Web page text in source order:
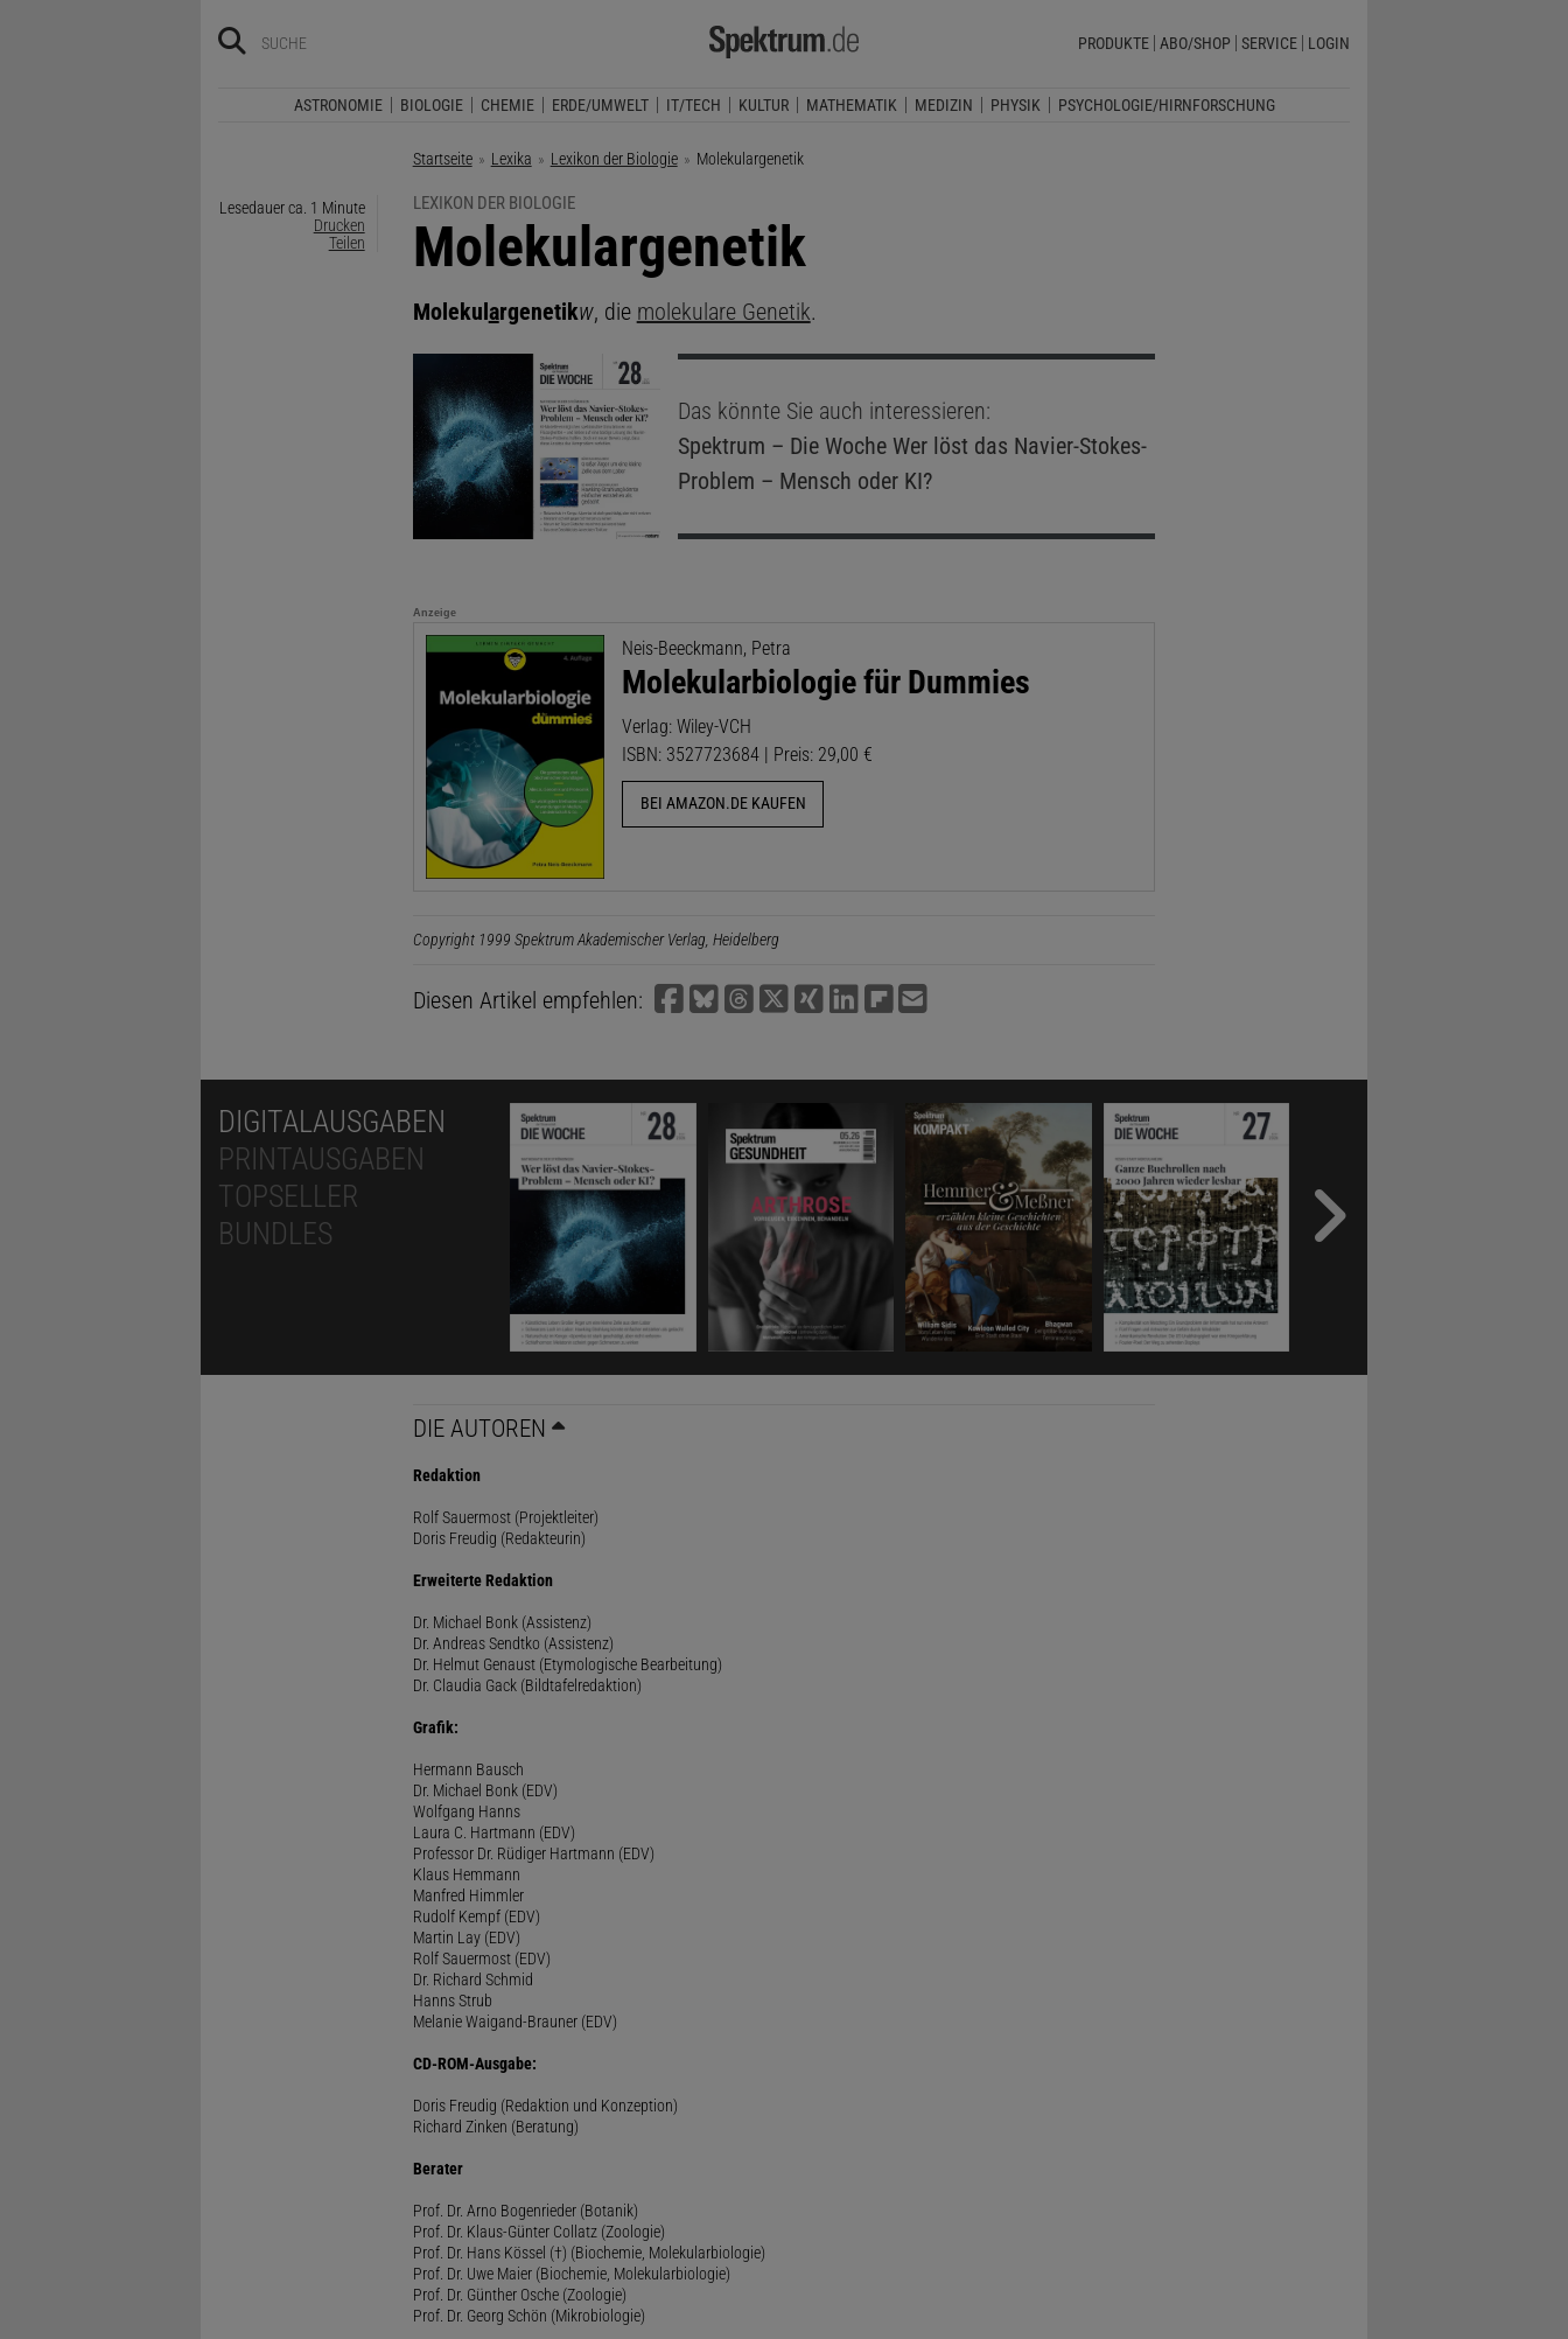
PRODUKTE ABO/SHOP SERVICE LOGIN
ASTRONOMIE BIOLOGIE CHEMIE ERDE/UMWELT IT/TECH KULTUR MATHEMATIK MEDIZIN PHYSIK PSYCHOLOGIE/HIRNFORSCHUNG
Startseite Lexika Lexikon der Biologie Aktuelle Seite:
Molekulargenetik
Lesedauer ca. 1 Minute
Drucken
Teilen
LEXIKON DER BIOLOGIE
:
Molekulargenetik
Molekulargenetikw, die molekulare Genetik.
Das könnte Sie auch interessieren:
Spektrum – Die WocheWer löst das Navier-Stokes-
Problem – Mensch oder KI?
Anzeige
Neis-Beeckmann, Petra
Molekularbiologie für Dummies
Verlag: Wiley-VCH
ISBN: 3527723684 | Preis: 29,00 €
BEI AMAZON.DE KAUFEN
Copyright 1999 Spektrum Akademischer Verlag, Heidelberg
Diesen Artikel empfehlen:
DIGITALAUSGABEN
PRINTAUSGABEN
TOPSELLER
BUNDLES
DIE AUTOREN
Redaktion
Rolf Sauermost (Projektleiter)
Doris Freudig (Redakteurin)
Erweiterte Redaktion
Dr. Michael Bonk (Assistenz)
Dr. Andreas Sendtko (Assistenz)
Dr. Helmut Genaust (Etymologische Bearbeitung)
Dr. Claudia Gack (Bildtafelredaktion)
Grafik:
Hermann Bausch
Dr. Michael Bonk (EDV)
Wolfgang Hanns
Laura C. Hartmann (EDV)
Professor Dr. Rüdiger Hartmann (EDV)
Klaus Hemmann
Manfred Himmler
Rudolf Kempf (EDV)
Martin Lay (EDV)
Rolf Sauermost (EDV)
Dr. Richard Schmid
Hanns Strub
Melanie Waigand-Brauner (EDV)
CD-ROM-Ausgabe:
Doris Freudig (Redaktion und Konzeption)
Richard Zinken (Beratung)
Berater
Prof. Dr. Arno Bogenrieder (Botanik)
Prof. Dr. Klaus-Günter Collatz (Zoologie)
Prof. Dr. Hans Kössel (†) (Biochemie, Molekularbiologie)
Prof. Dr. Uwe Maier (Biochemie, Molekularbiologie)
Prof. Dr. Günther Osche (Zoologie)
Prof. Dr. Georg Schön (Mikrobiologie)